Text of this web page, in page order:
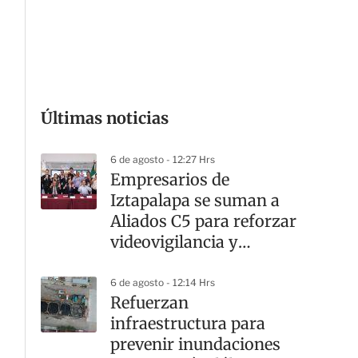
Últimas noticias
6 de agosto - 12:27 Hrs
Empresarios de
Iztapalapa se suman a
Aliados C5 para reforzar
videovigilancia y
6 de agosto - 12:14 Hrs
Refuerzan
infraestructura para
prevenir inundaciones